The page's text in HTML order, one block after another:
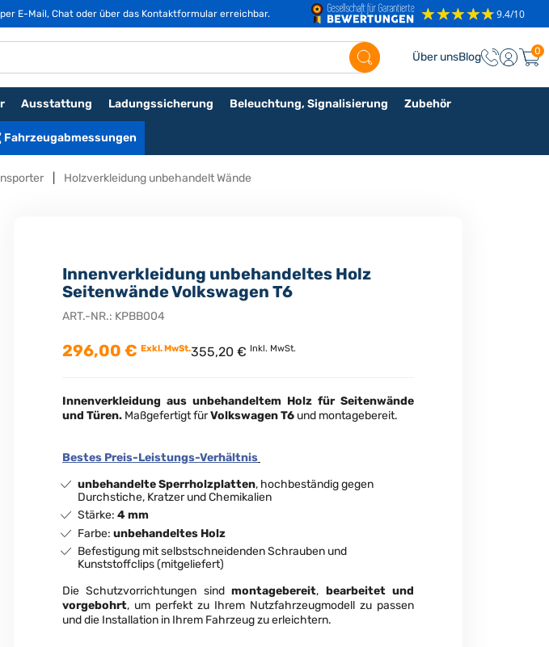
E-Mail, Chat oder über das Kontaktformular erreichbar.
Über unsBlog 0
Ausstattung Ladungssicherung Beleuchtung, Signalisierung Zubehör
Fahrzeugabmessungen
Holzverkleidung unbehandelt Wände
Innenverkleidung unbehandeltes Holz
Seitenwände Volkswagen T6
ART.-NR.: KPBB004
296,00 € Exkl. MwSt.355,20 € Inkl. MwSt.
Innenverkleidung aus unbehandeltem Holz für Seitenwände
und Türen. Maßgefertigt fürVolkswagen T6 und montagebereit.
Bestes Preis-Leistungs-Verhältnis
unbehandelte Sperrholzplatten, hochbeständig gegen
Durchstiche, Kratzer und Chemikalien
Stärke:4 mm
Farbe:unbehandeltes Holz
Befestigung mit selbstschneidenden Schrauben und
Kunststoffclips (mitgeliefert)
Die Schutzvorrichtungen sindmontagebereit, bearbeitet und
vorgebohrt, um perfekt zu Ihrem Nutzfahrzeugmodell zu passen
und die Installation in Ihrem Fahrzeug zu erleichtern.